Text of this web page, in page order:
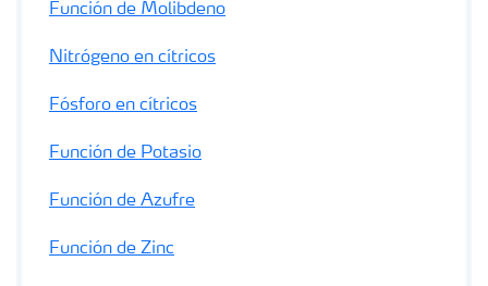
Función de Molibdeno
Nitrógeno en cítricos
Fósforo en cítricos
Función de Potasio
Función de Azufre
Función de Zinc